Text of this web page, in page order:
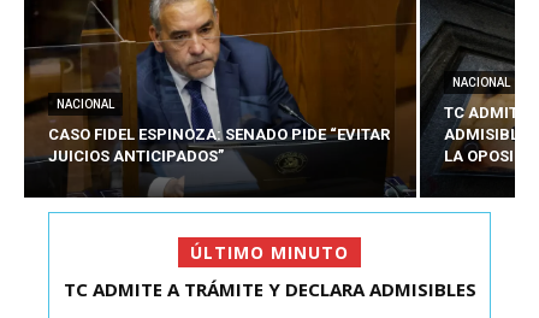
NACIONAL
CASO FIDEL ESPINOZA: SENADO PIDE “EVITAR
JUICIOS ANTICIPADOS”
NACIONAL
TC ADMITE
ADMISIBLES
LA
ÚLTIMO MINUTO
EXDIPUTADO LAVÍN SALIÓ DE CAPITÁN YÁBER
TC ADMITE A TRÁMITE Y DECLARA ADMISIBLES